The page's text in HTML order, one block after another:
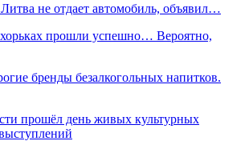
не отдает автомобиль, объявил…
прошли успешно… Вероятно,
бренды безалкогольных напитков.
прошёл день живых культурных